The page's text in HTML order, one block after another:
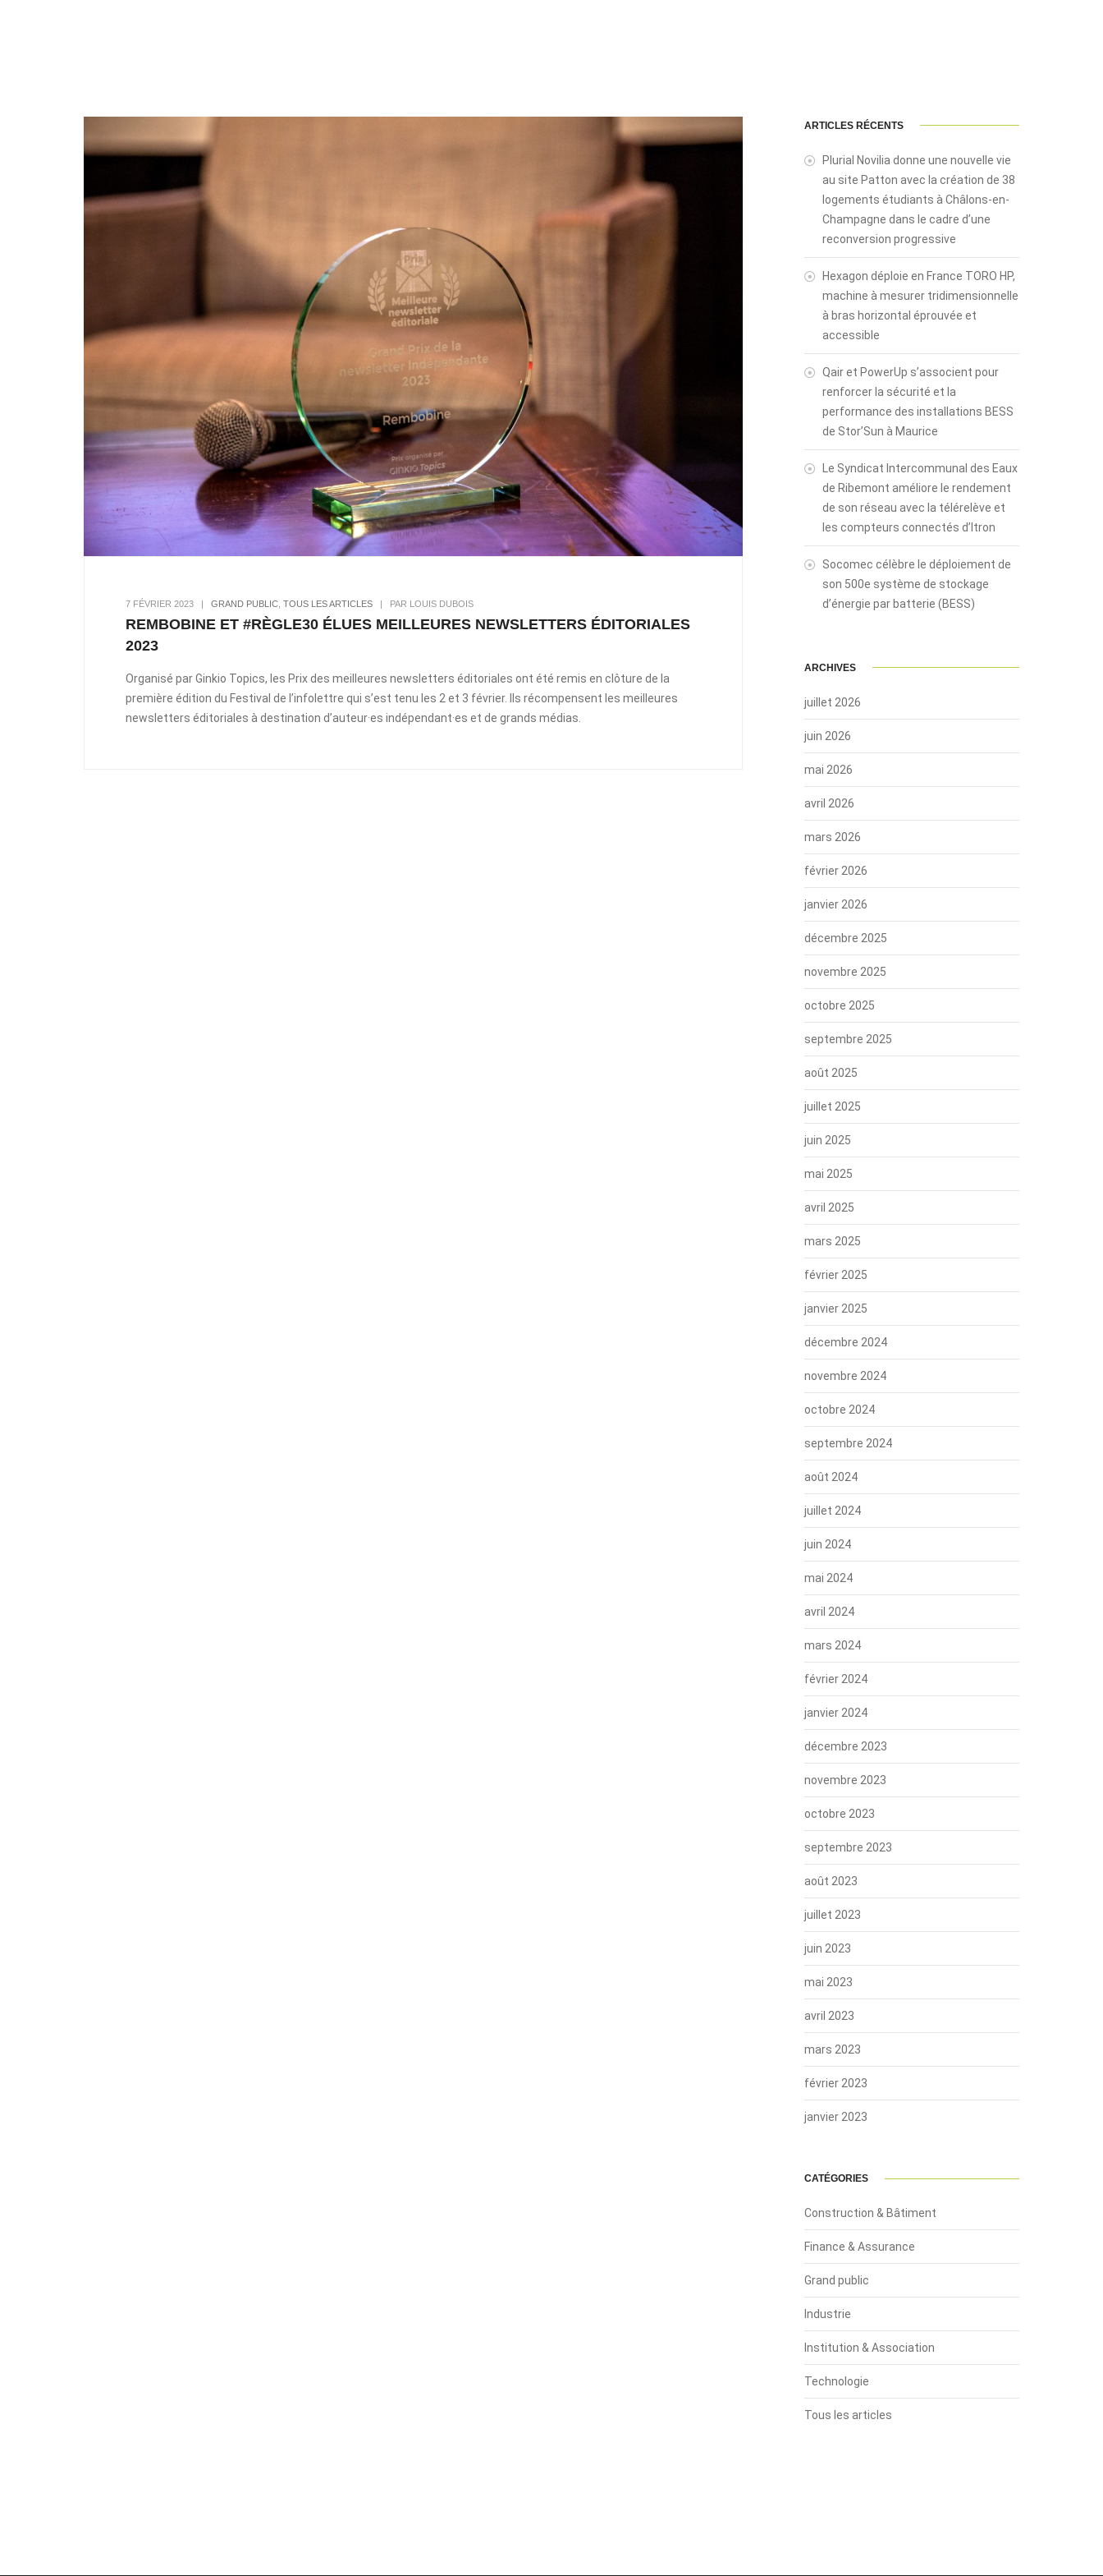
7 FÉVRIER 2023 | GRAND PUBLIC TOUS LES ARTICLES | PAR LOUIS DUBOIS
REMBOBINE ET #RÈGLE30 ÉLUES MEILLEURES NEWSLETTERS ÉDITORIALES
2023
Organisé par Ginkio Topics, les Prix des meilleures newsletters éditoriales ont été remis en clôture de la
première édition du Festival de l’infolettre qui s’est tenu les 2 et 3 février. Ils récompensent les meilleures
newsletters éditoriales à destination d’auteur·es indépendant·es et de grands médias.
ARTICLES RÉCENTS
Plurial Novilia donne une nouvelle vie
au site Patton avec la création de 38
logements étudiants à Châlons-en-
Champagne dans le cadre d’une
reconversion progressive
Hexagon déploie en France TORO HP,
machine à mesurer tridimensionnelle
à bras horizontal éprouvée et
accessible
Qair et PowerUp s’associent pour
renforcer la sécurité et la
performance des installations BESS
de Stor’Sun à Maurice
Le Syndicat Intercommunal des Eaux
de Ribemont améliore le rendement
de son réseau avec la télérelève et
les compteurs connectés d’Itron
Socomec célèbre le déploiement de
son 500e système de stockage
d’énergie par batterie (BESS)
ARCHIVES
juillet 2026
juin 2026
mai 2026
avril 2026
mars 2026
février 2026
janvier 2026
décembre 2025
novembre 2025
octobre 2025
septembre 2025
août 2025
juillet 2025
juin 2025
mai 2025
avril 2025
mars 2025
février 2025
janvier 2025
décembre 2024
novembre 2024
octobre 2024
septembre 2024
août 2024
juillet 2024
juin 2024
mai 2024
avril 2024
mars 2024
février 2024
janvier 2024
décembre 2023
novembre 2023
octobre 2023
septembre 2023
août 2023
juillet 2023
juin 2023
mai 2023
avril 2023
mars 2023
février 2023
janvier 2023
CATÉGORIES
Construction & Bâtiment
Finance & Assurance
Grand public
Industrie
Institution & Association
Technologie
Tous les articles